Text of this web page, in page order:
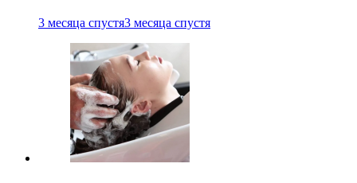
3 месяца спустя3 месяца спустя